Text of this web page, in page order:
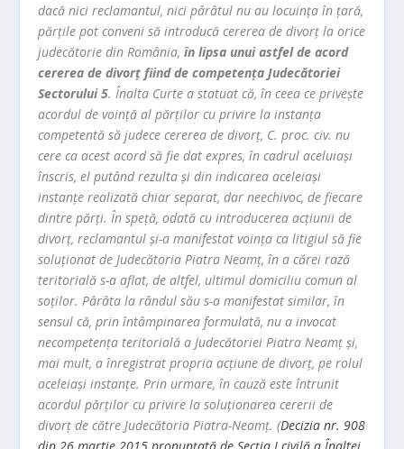
dacă nici reclamantul, nici pârâtul nu au locuinţa în ţară,
părţile pot conveni să introducă cererea de divorţ la orice
judecătorie din România,în lipsa unui astfel de acord
cererea de divorţ fiind de competenţa Judecătoriei
Sectorului 5. Înalta Curte a statuat că, în ceea ce privește
acordul de voință al părților cu privire la instanţa
competentă să judece cererea de divorţ, C. proc. civ. nu
cere ca acest acord să fie dat expres, în cadrul aceluiaşi
înscris, el putând rezulta şi din indicarea aceleiaşi
instanţe realizată chiar separat, dar neechivoc, de fiecare
dintre părţi. În speță, odată cu introducerea acţiunii de
divorţ, reclamantul şi-a manifestat voinţa ca litigiul să fie
soluţionat de Judecătoria Piatra Neamţ, în a cărei rază
teritorială s-a aflat, de altfel, ultimul domiciliu comun al
soţilor. Pârâta la rândul său s-a manifestat similar, în
sensul că, prin întâmpinarea formulată, nu a invocat
necompetenţa teritorială a Judecătoriei Piatra Neamţ şi,
mai mult, a înregistrat propria acţiune de divorţ, pe rolul
aceleiaşi instanţe. Prin urmare, în cauză este întrunit
acordul părților cu privire la soluționarea cererii de
divorț de către Judecătoria Piatra-Neamț. (Decizia nr. 908